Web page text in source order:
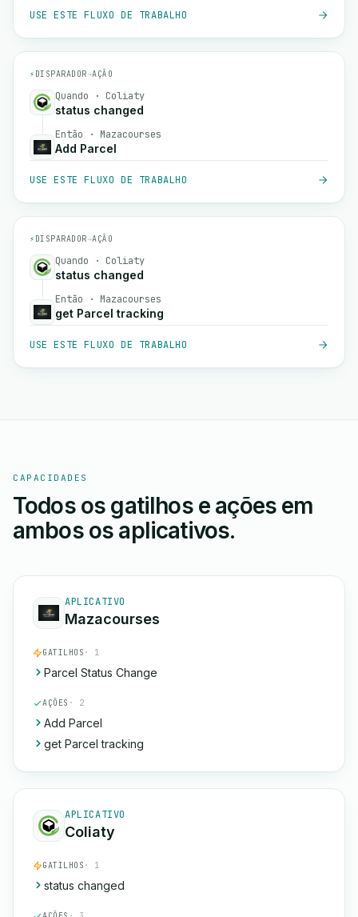
USE ESTE FLUXO DE TRABALHO
⚡ DISPARADOR→AÇÃO
Quando · Coliaty
status changed
Então · Mazacourses
Add Parcel
USE ESTE FLUXO DE TRABALHO
⚡ DISPARADOR→AÇÃO
Quando · Coliaty
status changed
Então · Mazacourses
get Parcel tracking
USE ESTE FLUXO DE TRABALHO
CAPACIDADES
Todos os gatilhos e ações em
ambos os aplicativos.
APLICATIVO
Mazacourses
GATILHOS · 1
Parcel Status Change
AÇÕES · 2
Add Parcel
get Parcel tracking
APLICATIVO
Coliaty
GATILHOS · 1
status changed